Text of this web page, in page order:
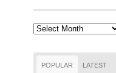
Archivos
POPULAR LATEST